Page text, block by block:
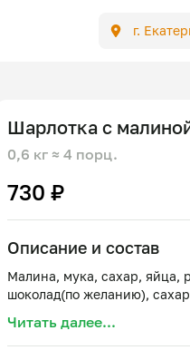
г.
Шарлотка с
0,6 кг ≈ 4 порц.
730 ₽
Описание и состав
Малина, мука, сахар, яйца,
Читать далее...